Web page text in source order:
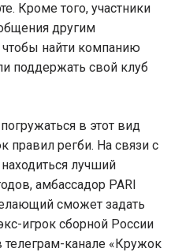
Кроме того, участники
другим
найти компанию
поддержать свой клуб
в этот вид
правил регби. На связи с
лучший
амбассадор PARI
сможет задать
игрок сборной России
телеграм-канале «Кружок